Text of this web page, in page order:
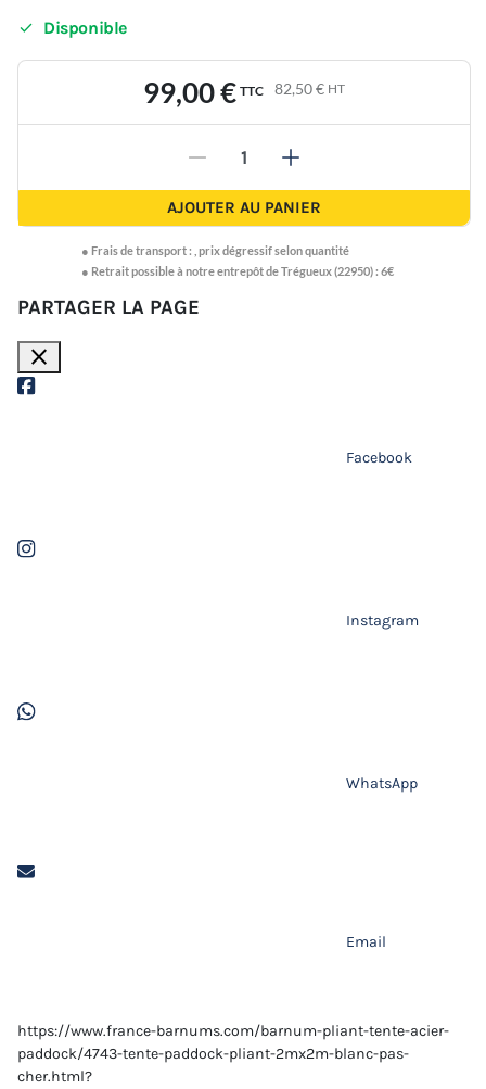
 Disponible
99,00 € TTC 82,50 € HT
- +
AJOUTER AU PANIER
● Frais de transport : prix dégressif selon quantité
● Retrait possible à notre entrepôt de Trégueux (22950) : 6€
PARTAGER LA PAGE
close
Facebook
Instagram
WhatsApp
Email
https://www.france-barnums.com/barnum-pliant-tente-acier-
paddock/4743-tente-paddock-pliant-2mx2m-blanc-pas-
cher.html?